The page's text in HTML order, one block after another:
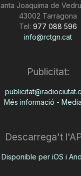
Joaquima de
43002 Tarragona
Tel: 977 088 596
info@rctgn.cat
Publicitat:
Més informació -
Descarrega't
Disponible per iOS i